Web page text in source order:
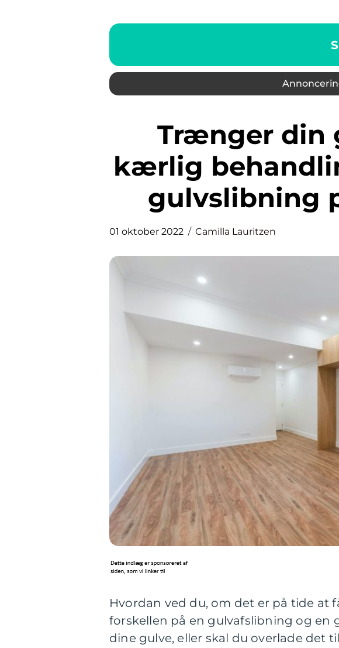
Trænger din gulve til en
kærlig
gulvslibning
01 oktober 2022 Camilla Lauritzen
Hvordan ved du, om det er på tide at
forskellen på en gulvafslibning og en
dine gulve, eller skal du overlade det